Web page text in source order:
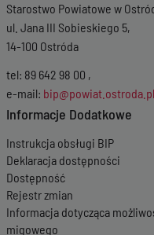
Starostwo Powiatowe w
ul. Jana III Sobieskiego 5,
14-100 Ostróda
tel: 89 642 98 00 ,
e-mail: bip@powiat.ostroda.pl
Informacje Dodatkowe
Instrukcja obsługi BIP
Deklaracja dostępności
Dostępność
Rejestr zmian
Informacja dotycząca
migowego